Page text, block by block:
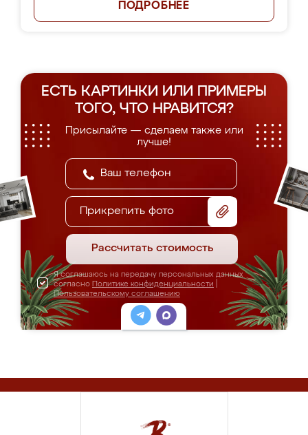
ПОДРОБНЕЕ
ЕСТЬ КАРТИНКИ ИЛИ ПРИМЕРЫ
ТОГО, ЧТО НРАВИТСЯ?
Присылайте — сделаем также или
лучше!
Прикрепить фото
Рассчитать стоимость
Я соглашаюсь на передачу персональных данных
согласно Политике конфиденциальности
Пользовательскому соглашению